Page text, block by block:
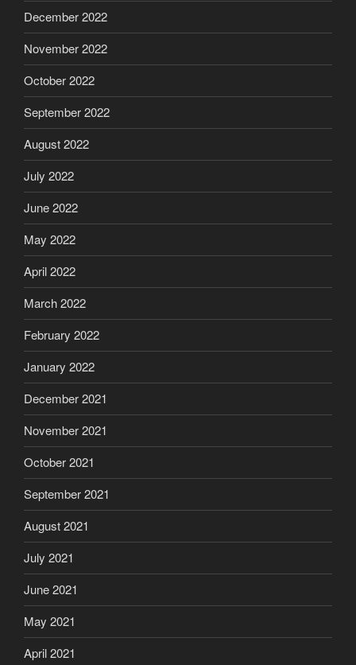
December 2022
November 2022
October 2022
September 2022
August 2022
July 2022
June 2022
May 2022
April 2022
March 2022
February 2022
January 2022
December 2021
November 2021
October 2021
September 2021
August 2021
July 2021
June 2021
May 2021
April 2021